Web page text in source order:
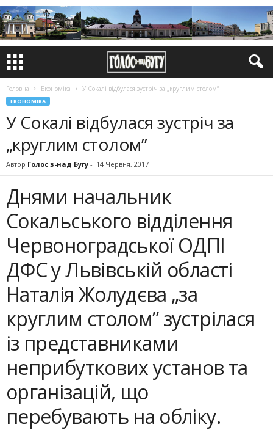
Головна Економіка У Сокалі відбулася зустріч за „круглим столом”
ЕКОНОМІКА
У Сокалі відбулася зустріч за
„круглим столом”
Автор Голос з-над Бугу - 14 Червня, 2017
Днями начальник
Сокальського відділення
Червоноградської ОДПІ
ДФС у Львівській області
Наталія Жолудєва „за
круглим столом” зустрілася
із представниками
неприбуткових установ та
організацій, що
перебувають на обліку.